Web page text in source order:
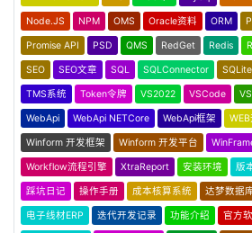
Node.JS NPM OMS Oracle资料 ORM
Promise API PSD QMS RedGet Redis
SEO SEO文章 SQL SQLConnector SQLite
TMS系统 Token令牌 VS2022 VSCode
WebApi WebApi NETCore WebApi框架
Winform 开发框架 Winform 开发平台
Workflow流程引擎 XtraReport 安装环境 版
踩坑日记 操作手册 成本核算系统 达梦数据
电子线材ERP 迭代开发记录 功能介绍 官方